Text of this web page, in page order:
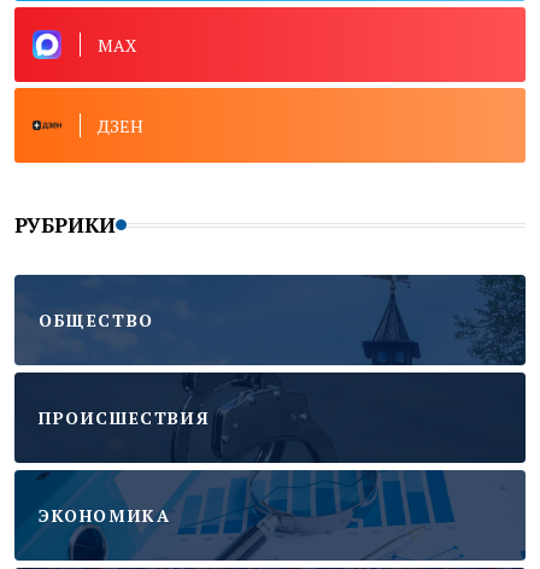
MAX
ДЗЕН
РУБРИКИ
ОБЩЕСТВО
ПРОИСШЕСТВИЯ
ЭКОНОМИКА